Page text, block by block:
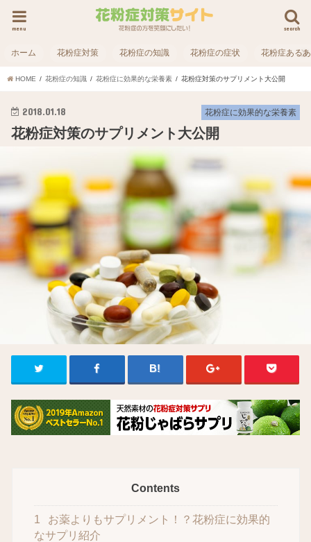
search
menu
ホーム 花粉症対策 花粉症の知識 花粉症の症状 花粉症ある
HOME 花粉症の知識 花粉症に効果的な栄養素 花粉症対策のサプリメント大公開
花粉症に効果的な栄養素
2018.01.18
花粉症対策のサプリメント大公開
Contents
1
お薬よりもサプリメント！？花粉症に効果的
なサプリ紹介